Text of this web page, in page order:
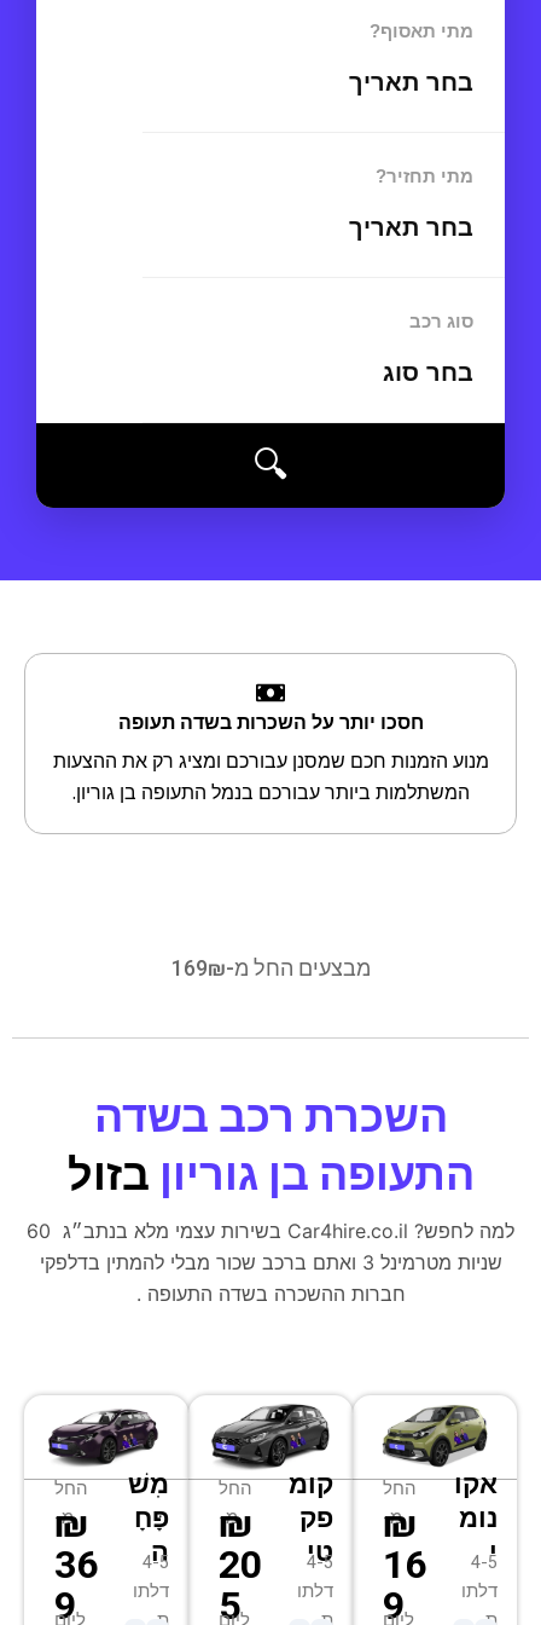
מתי תאסוף?
בחר תאריך
מתי תחזיר?
בחר תאריך
סוג רכב
בחר סוג
🔍
חסכו יותר על השכרות בשדה תעופה
מנוע הזמנות חכם שמסנן עבורכם ומציג רק את ההצעות
המשתלמות ביותר עבורכם בנמל התעופה בן גוריון.
מבצעים החל מ-169₪
השכרת רכב בשדה
התעופה בן גוריון בזול
למה לחפש? Car4hire.co.il בשירות עצמי מלא בנתב״ג 60
שניות מטרמינל 3 ואתם ברכב שכור מבלי להמתין בדלפקי
חברות ההשכרה בשדה התעופה .
אקו
נומ
י
4-5
דלתו
ת
החל
מ-
₪
16
9
ליום
קומ
פק
טי
4-5
דלתו
ת
החל
מ-
₪
20
5
ליום
מִשׁ
פָּחָ
ה
4-5
דלתו
ת
החל
מ-
₪
36
9
ליום